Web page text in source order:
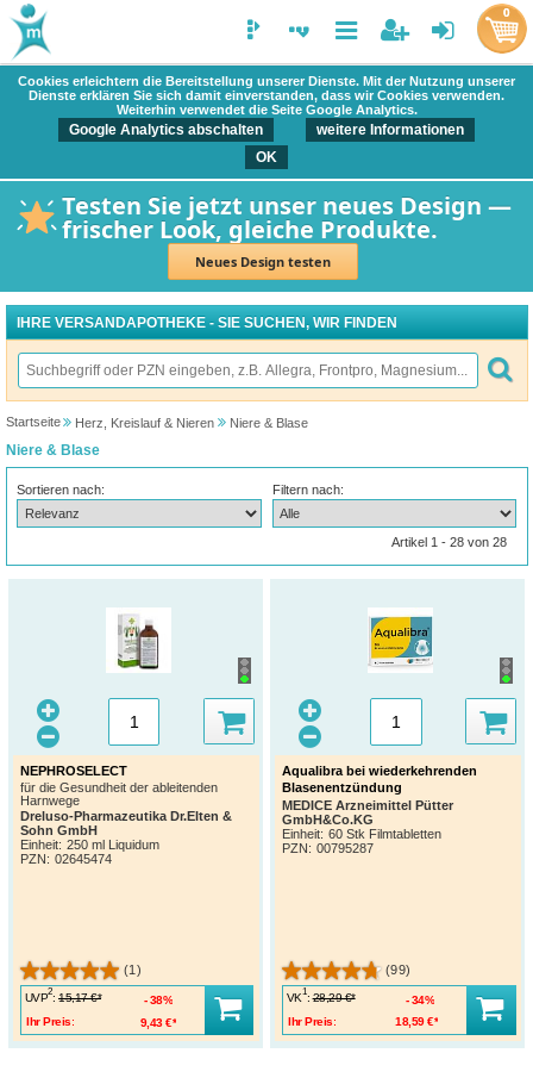
Cookies erleichtern die Bereitstellung unserer Dienste. Mit der Nutzung unserer
Dienste erklären Sie sich damit einverstanden, dass wir Cookies verwenden.
Weiterhin verwendet die Seite Google Analytics.
Google Analytics abschalten
weitere Informationen
OK
Testen Sie jetzt unser neues Design —
frischer Look, gleiche Produkte.
Neues Design testen
0
IHRE VERSANDAPOTHEKE - SIE SUCHEN, WIR FINDEN
Startseite Herz, Kreislauf & Nieren Niere & Blase
Niere & Blase
Sortieren nach: Filtern nach:
Artikel 1 - 28 von 28
NEPHROSELECT
für die Gesundheit der ableitenden
Harnwege
Dreluso-Pharmazeutika Dr.Elten &
Sohn GmbH
Einheit: 250 ml Liquidum
PZN : 02645474
(1)
UVP
2
: 15,17 €*
Ihr Preis:
9,43 €*
38%
Aqualibra bei wiederkehrenden
Blasenentzündung
MEDICE Arzneimittel Pütter
GmbH&Co.KG
Einheit: 60 Stk Filmtabletten
PZN : 00795287
(99)
VK
1
: 28,29 €*
Ihr Preis:
18,59 €*
34%